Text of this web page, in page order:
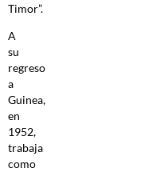
Timor”.
A
su
regreso
a
Guinea,
en
1952,
trabaja
como